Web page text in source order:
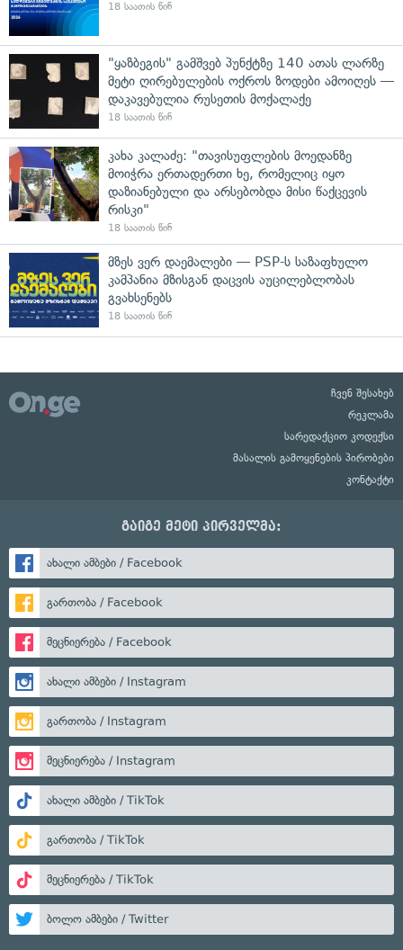
18 საათის წინ
"ყაზბეგის" გამშვებ პუნქტზე 140 ათას ლარზე
მეტი ღირებულების ოქროს ზოდები ამოიღეს —
დაკავებულია რუსეთის მოქალაქე
18 საათის წინ
კახა კალაძე: "თავისუფლების მოედანზე
მოიჭრა ერთადერთი ხე, რომელიც იყო
დაზიანებული და არსებობდა მისი წაქცევის
რისკი"
18 საათის წინ
მზეს ვერ დაემალები — PSP-ს საზაფხულო
კამპანია მზისგან დაცვის აუცილებლობას
გვახსენებს
18 საათის წინ
ჩვენ შესახებ
რეკლამა
სარედაქციო კოდექსი
მასალის გამოყენების პირობები
კონტაქტი
გაიგე მეტი პირველმა:
ახალი ამბები / Facebook
გართობა / Facebook
მეცნიერება / Facebook
ახალი ამბები / Instagram
გართობა / Instagram
მეცნიერება / Instagram
ახალი ამბები / TikTok
გართობა / TikTok
მეცნიერება / TikTok
ბოლო ამბები / Twitter